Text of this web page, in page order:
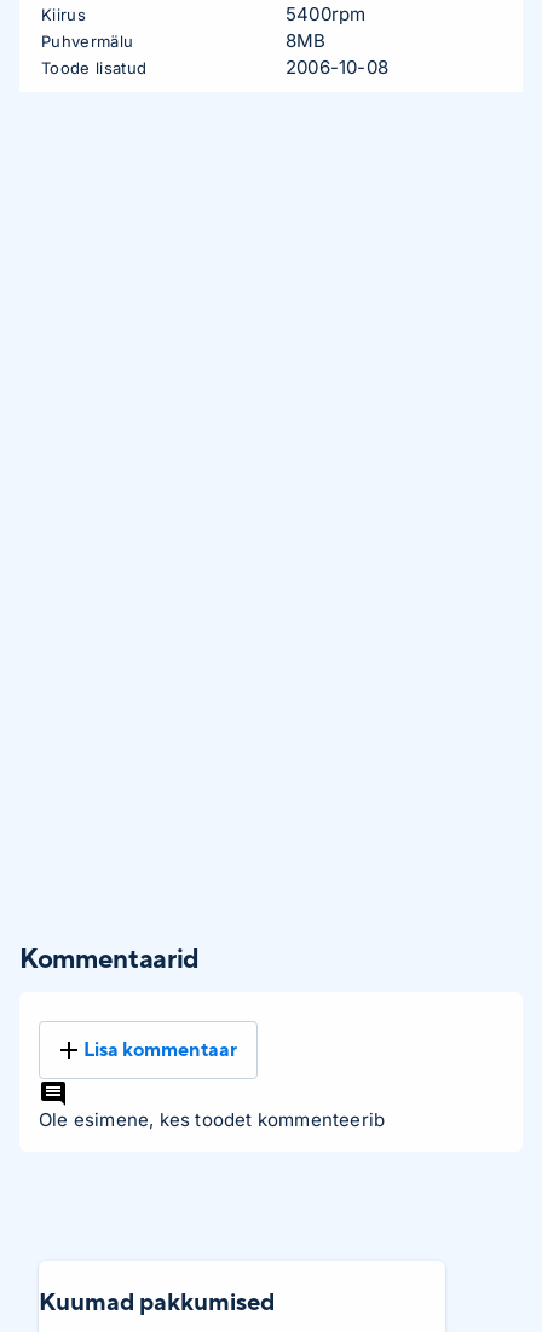
Kiirus 5400rpm
Puhvermälu 8MB
Toode lisatud 2006-10-08
Kommentaarid
Lisa kommentaar
Ole esimene, kes toodet kommenteerib
Kuumad pakkumised